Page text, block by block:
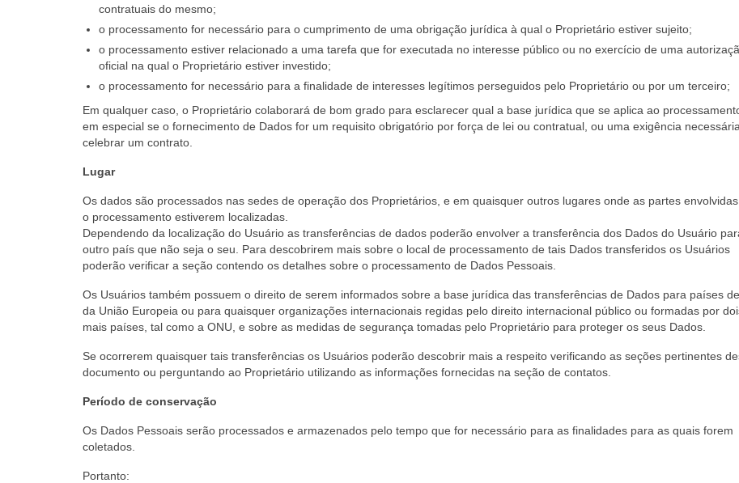
contratuais do mesmo;
o processamento for necessário para o cumprimento de uma obrigação jurídica à qual o Proprietário estiver sujeito;
o processamento estiver relacionado a uma tarefa que for executada no interesse público ou no exercício de uma
oficial na qual o Proprietário estiver investido;
o processamento for necessário para a finalidade de interesses legítimos perseguidos pelo Proprietário ou por um terceiro;
Em qualquer caso, o Proprietário colaborará de bom grado para esclarecer qual a base jurídica que se aplica ao
em especial se o fornecimento de Dados for um requisito obrigatório por força de lei ou contratual, ou uma exigência
celebrar um contrato.
Lugar
Os dados são processados ​​nas sedes de operação dos Proprietários, e em quaisquer outros lugares onde as partes
o processamento estiverem localizadas.
Dependendo da localização do Usuário as transferências de dados poderão envolver a transferência dos Dados do Usuário
outro país que não seja o seu. Para descobrirem mais sobre o local de processamento de tais Dados transferidos os Usuários
poderão verificar a seção contendo os detalhes sobre o processamento de Dados Pessoais.
Os Usuários também possuem o direito de serem informados sobre a base jurídica das transferências de Dados para países
da União Europeia ou para quaisquer organizações internacionais regidas pelo direito internacional público ou formadas por
mais países, tal como a ONU, e sobre as medidas de segurança tomadas pelo Proprietário para proteger os seus Dados.
Se ocorrerem quaisquer tais transferências os Usuários poderão descobrir mais a respeito verificando as seções pertinentes
documento ou perguntando ao Proprietário utilizando as informações fornecidas na seção de contatos.
Período de conservação
Os Dados Pessoais serão processados e armazenados pelo tempo que for necessário para as finalidades para as quais forem
coletados.
Portanto: